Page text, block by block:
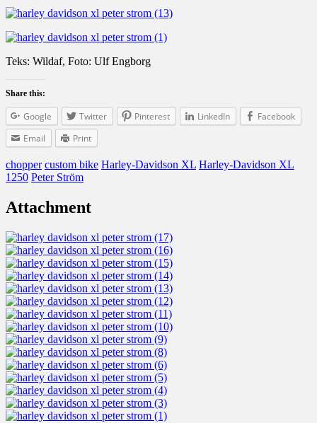
Teks: Wildaf, Foto: Ulf Engborg
Share this:
Google Twitter Pinterest LinkedIn
Facebook
Email
Print
chopper custom bike Harley-Davidson XL Harley-Davidson XL
1250 Peter Ström
Attachment